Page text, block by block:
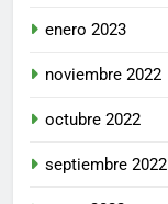
enero 2023
noviembre 2022
octubre 2022
septiembre 2022